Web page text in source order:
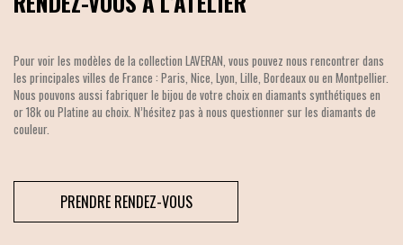
Pour voir les modèles de la collection LAVERAN, vous pouvez nous rencontrer dans
les principales villes de France : Paris, Nice, Lyon, Lille, Bordeaux ou en Montpellier.
Nous pouvons aussi fabriquer le bijou de votre choix en diamants synthétiques en
or 18k ou Platine au choix. N’hésitez pas à nous questionner sur les diamants de
couleur.
PRENDRE RENDEZ-VOUS